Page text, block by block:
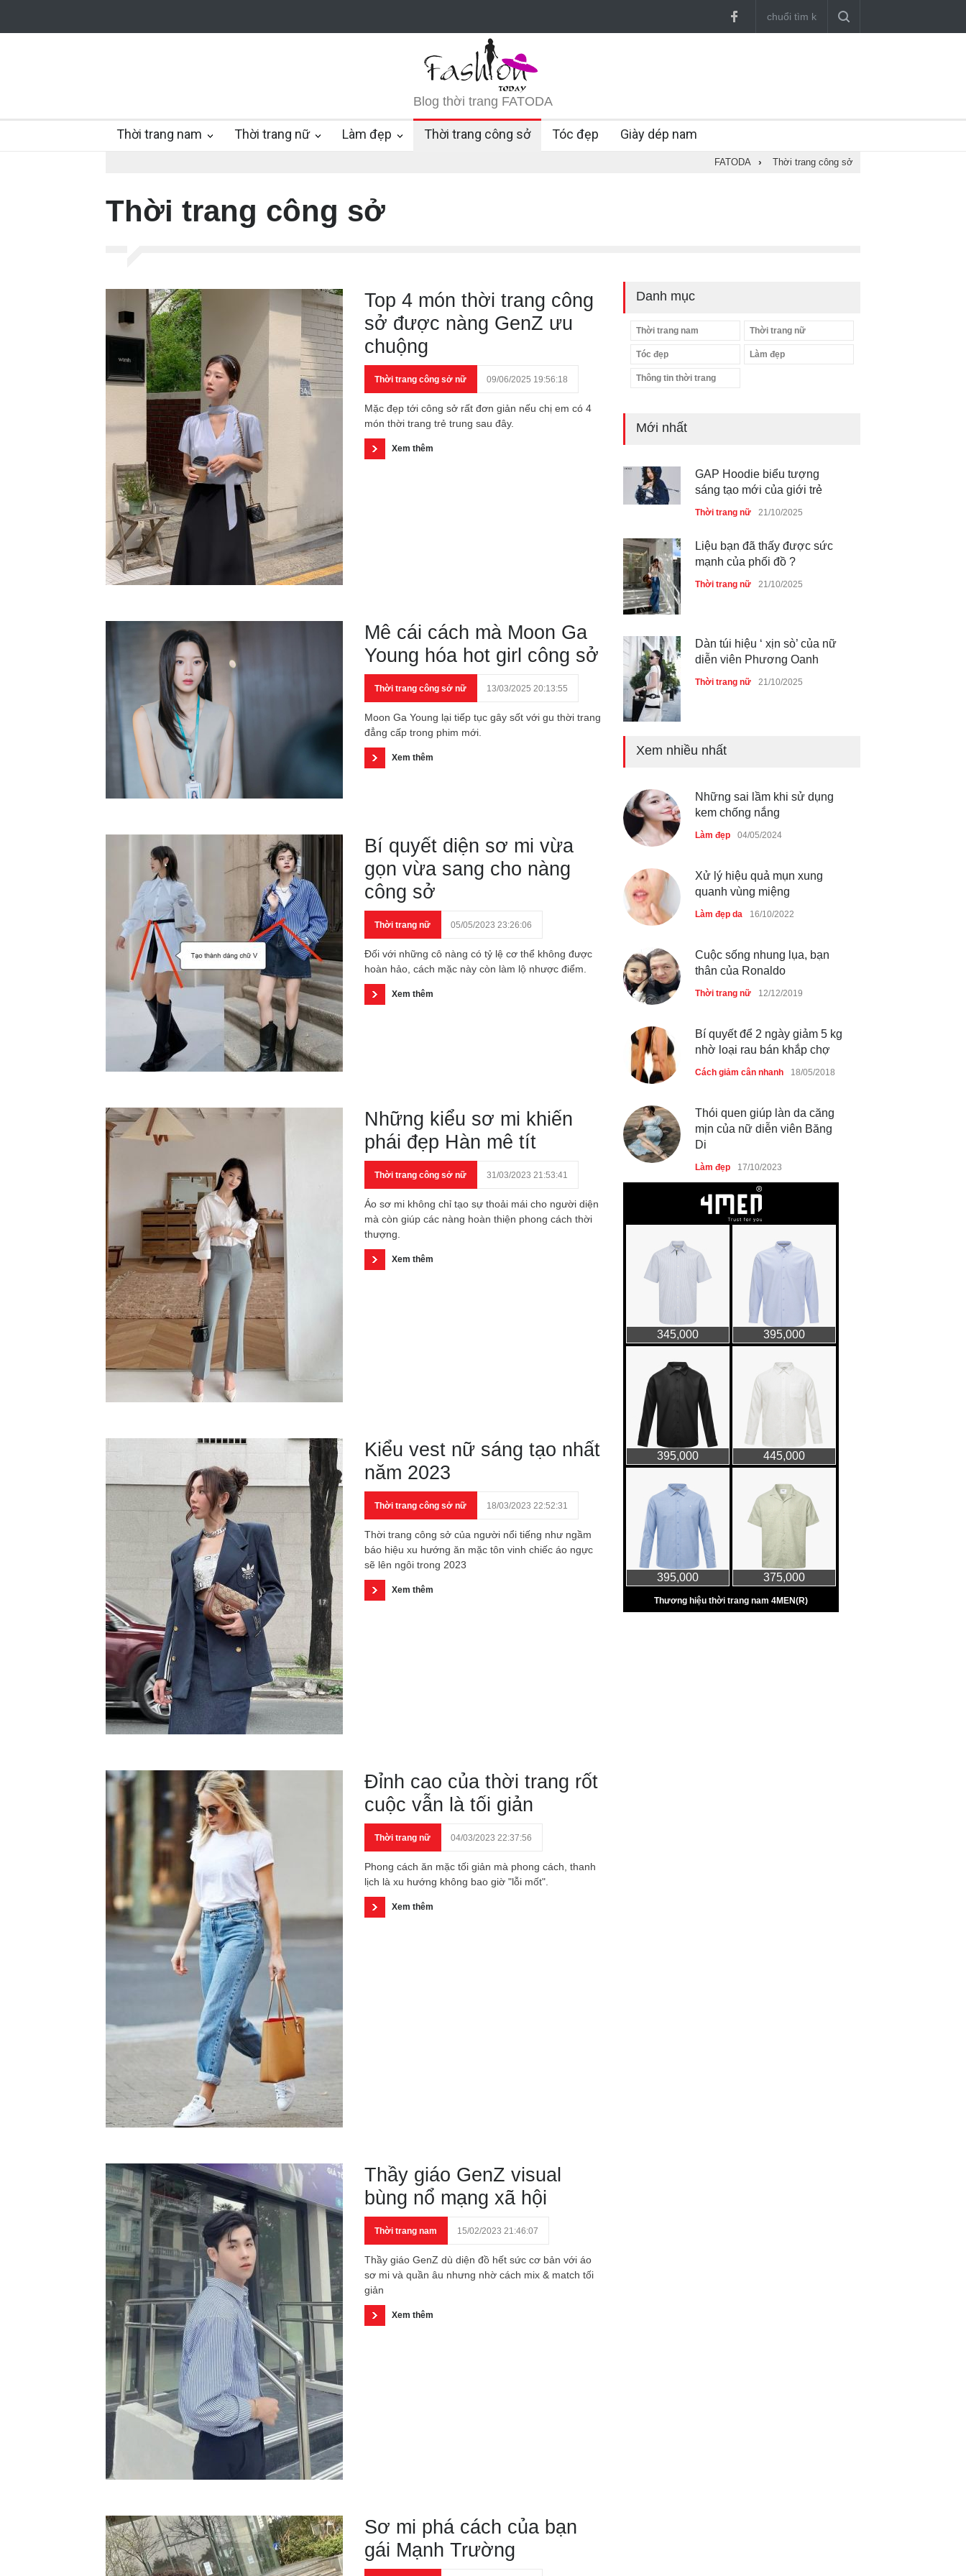
Blog thời trang FATODA
Thời trang nam Thời trang nữ Làm đẹp Thời trang công sở Tóc đẹp Giày dép nam
FATODA › Thời trang công sở
Thời trang công sở
Top 4 món thời trang công
sở được nàng GenZ ưu
chuộng
Thời trang công sở nữ 09/06/2025 19:56:18
Mặc đẹp tới công sở rất đơn giản nếu chị em có 4
món thời trang trẻ trung sau đây.
Xem thêm
Mê cái cách mà Moon Ga
Young hóa hot girl công sở
Thời trang công sở nữ 13/03/2025 20:13:55
Moon Ga Young lại tiếp tục gây sốt với gu thời trang
đẳng cấp trong phim mới.
Xem thêm
Bí quyết diện sơ mi vừa
gọn vừa sang cho nàng
công sở
Thời trang nữ 05/05/2023 23:26:06
Đối với những cô nàng có tỷ lệ cơ thể không được
hoàn hảo, cách mặc này còn làm lộ nhược điểm.
Xem thêm
Những kiểu sơ mi khiến
phái đẹp Hàn mê tít
Thời trang công sở nữ 31/03/2023 21:53:41
Áo sơ mi không chỉ tạo sự thoải mái cho người diện
mà còn giúp các nàng hoàn thiện phong cách thời
thượng.
Xem thêm
Kiểu vest nữ sáng tạo nhất
năm 2023
Thời trang công sở nữ 18/03/2023 22:52:31
Thời trang công sở của người nổi tiếng như ngầm
báo hiệu xu hướng ăn mặc tôn vinh chiếc áo ngực
sẽ lên ngôi trong 2023
Xem thêm
Đỉnh cao của thời trang rốt
cuộc vẫn là tối giản
Thời trang nữ 04/03/2023 22:37:56
Phong cách ăn mặc tối giản mà phong cách, thanh
lịch là xu hướng không bao giờ "lỗi mốt".
Xem thêm
Thầy giáo GenZ visual
bùng nổ mạng xã hội
Thời trang nam 15/02/2023 21:46:07
​​​​​Thầy giáo GenZ dù diện đồ hết sức cơ bản với áo
sơ mi và quần âu nhưng nhờ cách mix & match tối
giản
Xem thêm
Sơ mi phá cách của bạn
gái Mạnh Trường
Danh mục
Thời trang nam Thời trang nữ
Tóc đẹp Làm đẹp
Thông tin thời trang
Mới nhất
GAP Hoodie biểu tượng
sáng tạo mới của giới trẻ
Thời trang nữ 21/10/2025
Liệu bạn đã thấy được sức
mạnh của phối đồ ?
Thời trang nữ 21/10/2025
Dàn túi hiệu ‘ xịn sò’ của nữ
diễn viên Phương Oanh
Thời trang nữ 21/10/2025
Mẫu áo khoác đẹp cho phụ
21/10/2025
Truy tìm thông tin áo bra
Thời trang nữ 14/10/2025
phụ nữ Pháp tin dùng
Bí quyết giữ gìn vóc dáng
của diễn viên Khánh Huyền
Làm đẹp 14/10/2025
Phong cách thời trang của
Lim Ji Yeon dạo gần đây
14/10/2025
Chiếc áo dài cưới của Hoa
hậu Đỗ Hà ?
Thời trang nữ
Xem nhiều nhất
Những sai lầm khi sử dụng
kem chống nắng
Làm đẹp 04/05/2024
Xử lý hiệu quả mụn xung
quanh vùng miệng
Làm đẹp da 16/10/2022
Cuộc sống nhung lụa, bạn
thân của Ronaldo
Thời trang nữ 12/12/2019
Bí quyết để 2 ngày giảm 5 kg
nhờ loại rau bán khắp chợ
Cách giảm cân nhanh 18/05/2018
Thói quen giúp làn da căng
mịn của nữ diễn viên Băng
Di
Làm đẹp 17/10/2023